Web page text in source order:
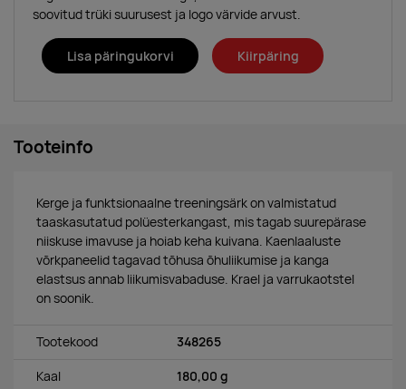
soovitud trüki suurusest ja logo värvide arvust.
Lisa päringukorvi Kiirpäring
Tooteinfo
Kerge ja funktsionaalne treeningsärk on valmistatud
taaskasutatud polüesterkangast, mis tagab suurepärase
niiskuse imavuse ja hoiab keha kuivana. Kaenlaaluste
võrkpaneelid tagavad tõhusa õhuliikumise ja kanga
elastsus annab liikumisvabaduse. Krael ja varrukaotstel
on soonik.
Tootekood 348265
Kaal 180,00 g